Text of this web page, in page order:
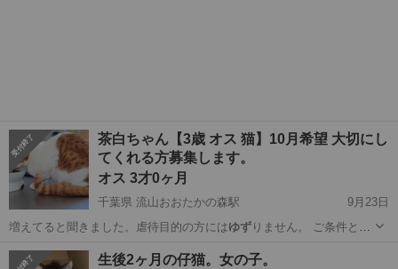
茶白ちゃん【3歳 オス 猫】10月希望 大切にし
てくれる方募集します。
オス 3才0ヶ月
千葉県 流山おおたかの森駅
9月23日
増えてると聞きました。虐待目的の方にはゆずりません。 ご条件とし
千葉 流山市 流山おおたかの森駅 猫
生後2ヶ月の仔猫。女の子。